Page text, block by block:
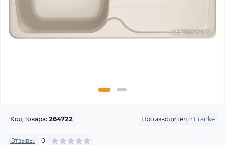
Код Товара: 264722 Производитель: Franke
Отзывы: 0